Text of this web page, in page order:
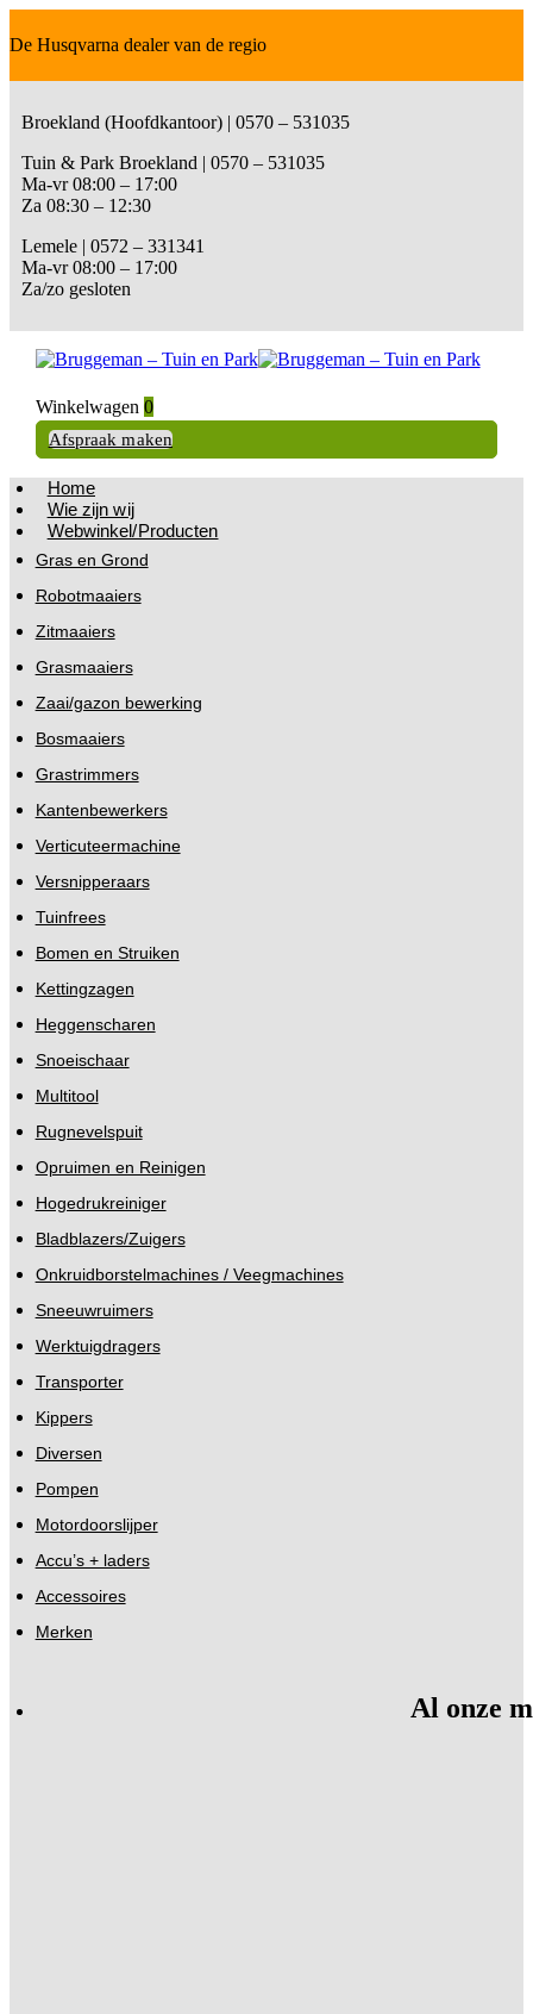
De Husqvarna dealer van de regio
Broekland (Hoofdkantoor) | 0570 – 531035
Tuin & Park Broekland | 0570 – 531035
Ma-vr 08:00 – 17:00
Za 08:30 – 12:30
Lemele | 0572 – 331341
Ma-vr 08:00 – 17:00
Za/zo gesloten
Winkelwagen 0
Afspraak maken
Home
Wie zijn wij
Webwinkel/Producten
Gras en Grond
Robotmaaiers
Zitmaaiers
Grasmaaiers
Zaai/gazon bewerking
Bosmaaiers
Grastrimmers
Kantenbewerkers
Verticuteermachine
Versnipperaars
Tuinfrees
Bomen en Struiken
Kettingzagen
Heggenscharen
Snoeischaar
Multitool
Rugnevelspuit
Opruimen en Reinigen
Hogedrukreiniger
Bladblazers/Zuigers
Onkruidborstelmachines / Veegmachines
Sneeuwruimers
Werktuigdragers
Transporter
Kippers
Diversen
Pompen
Motordoorslijper
Accu’s + laders
Accessoires
Merken
Al onze